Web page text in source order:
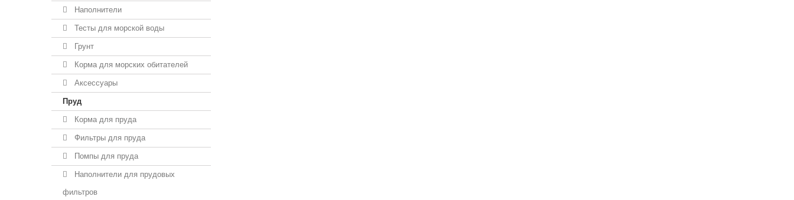
Наполнители
Тесты для морской воды
Грунт
Корма для морских обитателей
Аксессуары
Пруд
Корма для пруда
Фильтры для пруда
Помпы для пруда
Наполнители для прудовых
фильтров